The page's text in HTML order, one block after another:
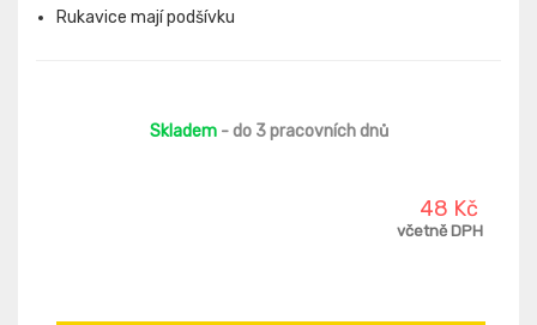
Rukavice mají podšívku
Skladem- do 3 pracovních dnů
48 Kč
včetně DPH